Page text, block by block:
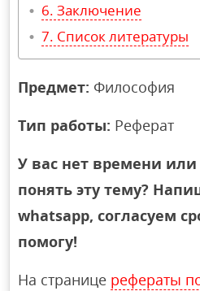
Заключение
Список литературы
Предмет: Философия
Тип работы: Реферат
У вас нет времени или
понять эту тему?
whatsapp, согласуем
помогу!
На странице рефераты